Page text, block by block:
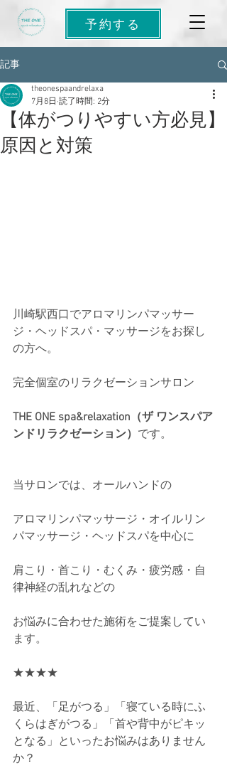
予約する
記事
【体がつりやすい方必見】
原因と対策
theonespaandrelaxa
7月8日 読了時間: 2分
川崎駅西口でアロマリンパマッサー
ジ・ヘッドスパ・マッサージをお探し
の方へ。
完全個室のリラクゼーションサロン
THE ONE spa&relaxation（ザ ワンスパア
ンドリラクゼーション） です。
当サロンでは、オールハンドの
アロマリンパマッサージ・オイルリン
パマッサージ・ヘッドスパを中心に
肩こり・首こり・むくみ・疲労感・自
律神経の乱れなどの
お悩みに合わせた施術をご提案してい
ます。
★★★★
最近、「足がつる」「寝ている時にふ
くらはぎがつる」「首や背中がピキッ
となる」といったお悩みはありません
か？